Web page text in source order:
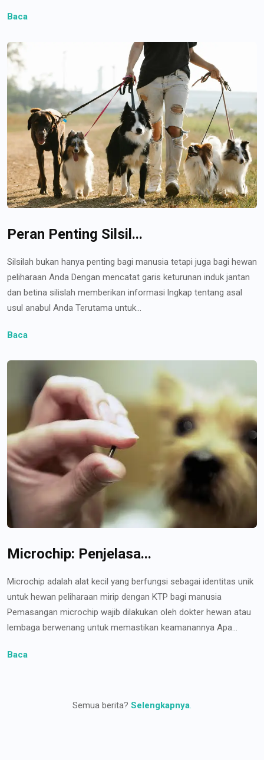
Baca
Peran Penting Silsil...
Silsilah bukan hanya penting bagi manusia tetapi juga bagi hewan
peliharaan Anda Dengan mencatat garis keturunan induk jantan
dan betina silislah memberikan informasi lngkap tentang asal
usul anabul Anda Terutama untuk...
Baca
Microchip: Penjelasa...
Microchip adalah alat kecil yang berfungsi sebagai identitas unik
untuk hewan peliharaan mirip dengan KTP bagi manusia
Pemasangan microchip wajib dilakukan oleh dokter hewan atau
lembaga berwenang untuk memastikan keamanannya Apa...
Baca
Semua berita? Selengkapnya